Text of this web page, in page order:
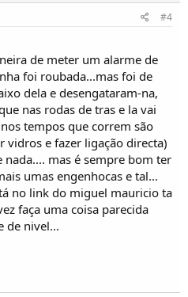
#4
de meter um alarme de
foi roubada...mas foi de
dela e desengataram-na,
nas rodas de tras e la vai
tempos que correm são
vidros e fazer ligação directa)
nada.... mas é sempre bom ter
umas engenhocas e tal...
no link do miguel mauricio ta
faça uma coisa parecida
de nivel...